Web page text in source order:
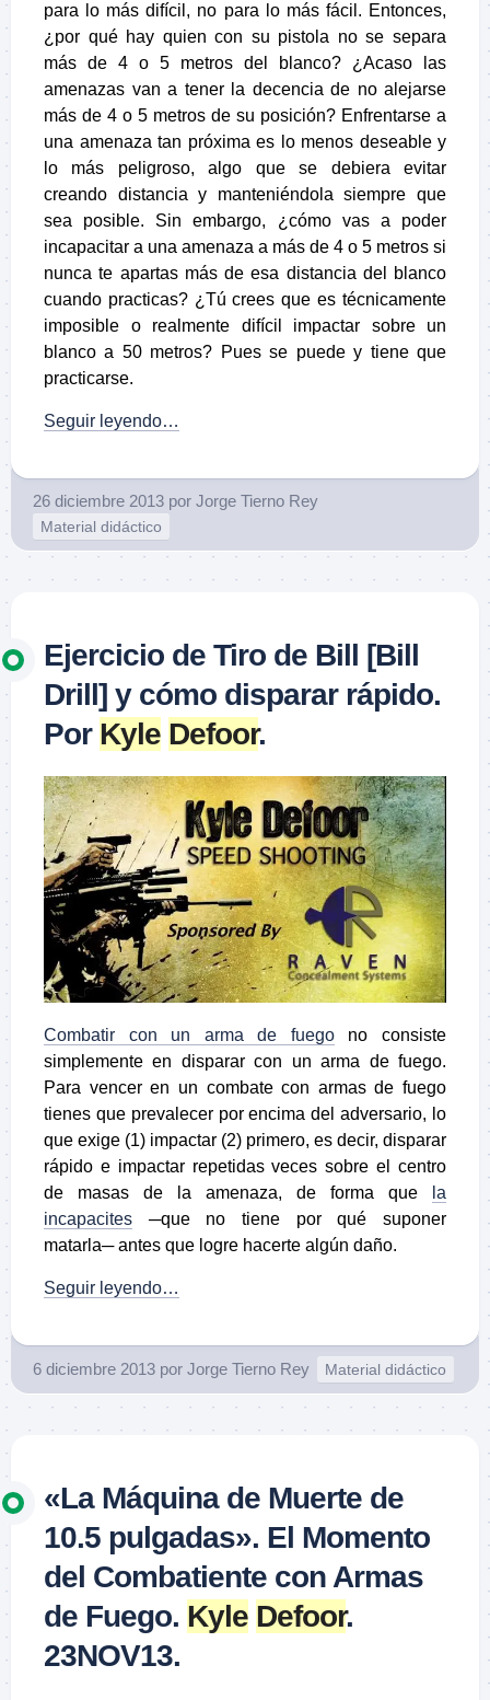
para lo más difícil, no para lo más fácil. Entonces,
¿por qué hay quien con su pistola no se separa
más de 4 o 5 metros del blanco? ¿Acaso las
amenazas van a tener la decencia de no alejarse
más de 4 o 5 metros de su posición? Enfrentarse a
una amenaza tan próxima es lo menos deseable y
lo más peligroso, algo que se debiera evitar
creando distancia y manteniéndola siempre que
sea posible. Sin embargo, ¿cómo vas a poder
incapacitar a una amenaza a más de 4 o 5 metros si
nunca te apartas más de esa distancia del blanco
cuando practicas? ¿Tú crees que es técnicamente
imposible o realmente difícil impactar sobre un
blanco a 50 metros? Pues se puede y tiene que
practicarse.
Seguir leyendo…
26 diciembre 2013 por Jorge Tierno Rey
Material didáctico
Ejercicio de Tiro de Bill [Bill
Drill] y cómo disparar rápido.
Por Kyle Defoor.
Combatir con un arma de fuegono consiste
simplemente en disparar con un arma de fuego.
Para vencer en un combate con armas de fuego
tienes que prevalecer por encima del adversario, lo
que exige (1) impactar (2) primero, es decir, disparar
rápido e impactar repetidas veces sobre el centro
de masas de la amenaza, de forma que
la
incapacites ─que no tiene por qué suponer
matarla─ antes que logre hacerte algún daño.
Seguir leyendo…
6 diciembre 2013 por Jorge Tierno Rey Material didáctico
«La Máquina de Muerte de
10.5 pulgadas». El Momento
del Combatiente con Armas
de Fuego. Kyle Defoor.
23NOV13.